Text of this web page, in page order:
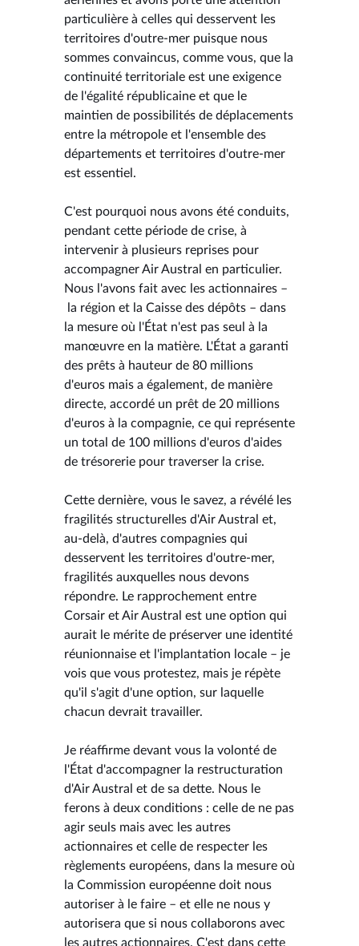
particulière à celles qui desservent les
territoires d'outre-mer puisque nous
sommes convaincus, comme vous, que la
continuité territoriale est une exigence
de l'égalité républicaine et que le
maintien de possibilités de déplacements
entre la métropole et l'ensemble des
départements et territoires d'outre-mer
est essentiel.
C'est pourquoi nous avons été conduits,
pendant cette période de crise, à
intervenir à plusieurs reprises pour
accompagner Air Austral en particulier.
Nous l'avons fait avec les actionnaires –
la région et la Caisse des dépôts – dans
la mesure où l'État n'est pas seul à la
manœuvre en la matière. L'État a garanti
des prêts à hauteur de 80 millions
d'euros mais a également, de manière
directe, accordé un prêt de 20 millions
d'euros à la compagnie, ce qui représente
un total de 100 millions d'euros d'aides
de trésorerie pour traverser la crise.
Cette dernière, vous le savez, a révélé les
fragilités structurelles d'Air Austral et,
au-delà, d'autres compagnies qui
desservent les territoires d'outre-mer,
fragilités auxquelles nous devons
répondre. Le rapprochement entre
Corsair et Air Austral est une option qui
aurait le mérite de préserver une identité
réunionnaise et l'implantation locale – je
vois que vous protestez, mais je répète
qu'il s'agit d'une option, sur laquelle
chacun devrait travailler.
Je réaffirme devant vous la volonté de
l'État d'accompagner la restructuration
d'Air Austral et de sa dette. Nous le
ferons à deux conditions : celle de ne pas
agir seuls mais avec les autres
actionnaires et celle de respecter les
règlements européens, dans la mesure où
la Commission européenne doit nous
autoriser à le faire – et elle ne nous y
autorisera que si nous collaborons avec
les autres actionnaires. C'est dans cette